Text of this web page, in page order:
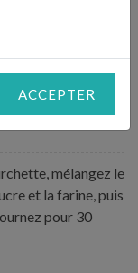
four, répartissez la
les pommes
mélangez le
et la farine, puis
pour 30
ACCEPTER